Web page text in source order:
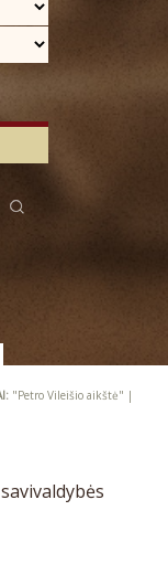
"Petro Vileišio aikštė" |